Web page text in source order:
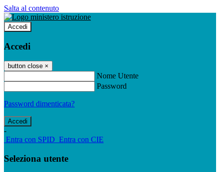
Salta al contenuto
Accedi
Accedi
button close ×
Nome Utente
Password
Password dimenticata?
-
Entra con SPID Entra con CIE
Seleziona utente